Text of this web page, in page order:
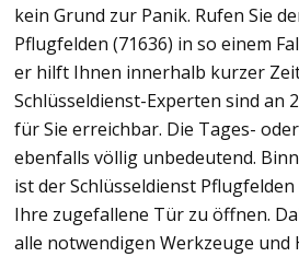
kein Grund zur Panik. Rufen Sie
Pflugfelden (71636) in so einem
er hilft Ihnen innerhalb kurzer
Schlüsseldienst-Experten sind an
für Sie erreichbar. Die Tages-
ebenfalls völlig unbedeutend.
ist der Schlüsseldienst
Ihre zugefallene Tür zu öffnen.
alle notwendigen Werkzeuge und